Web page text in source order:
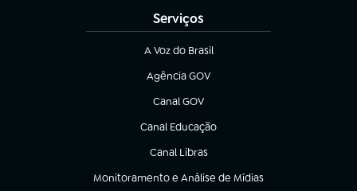
Serviços
A Voz do Brasil
(abre em nova aba)
Agência GOV
(abre em nova aba)
Canal GOV
(abre em nova aba)
Canal Educação
(abre em nova aba)
Canal Libras
(abre em nova aba)
Monitoramento e Análise de Mídias
(abre em nova aba)